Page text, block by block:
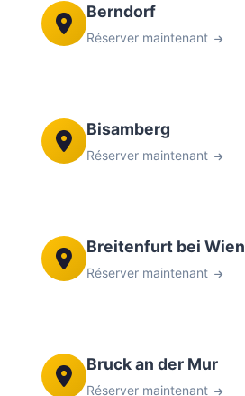
Berndorf
Réserver maintenant
Bisamberg
Réserver maintenant
Breitenfurt bei Wien
Réserver maintenant
Bruck an der Mur
Réserver maintenant